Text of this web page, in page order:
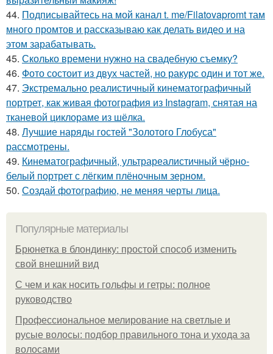
44. Подписывайтесь на мой канал t. me/Filatovapromt там
много промтов и рассказываю как делать видео и на
этом зарабатывать.
45. Сколько времени нужно на свадебную съемку?
46. Фото состоит из двух частей, но ракурс один и тот же.
47. Экстремально реалистичный кинематографичный
портрет, как живая фотография из Instagram, снятая на
тканевой циклораме из шёлка.
48. Лучшие наряды гостей "Золотого Глобуса"
рассмотрены.
49. Кинематографичный, ультрареалистичный чёрно-
белый портрет с лёгким плёночным зерном.
50. Создай фотографию, не меняя черты лица.
Популярные материалы
Брюнетка в блондинку: простой способ изменить
свой внешний вид
С чем и как носить гольфы и гетры: полное
руководство
Профессиональное мелирование на светлые и
русые волосы: подбор правильного тона и ухода за
волосами